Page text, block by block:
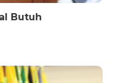
Butuh